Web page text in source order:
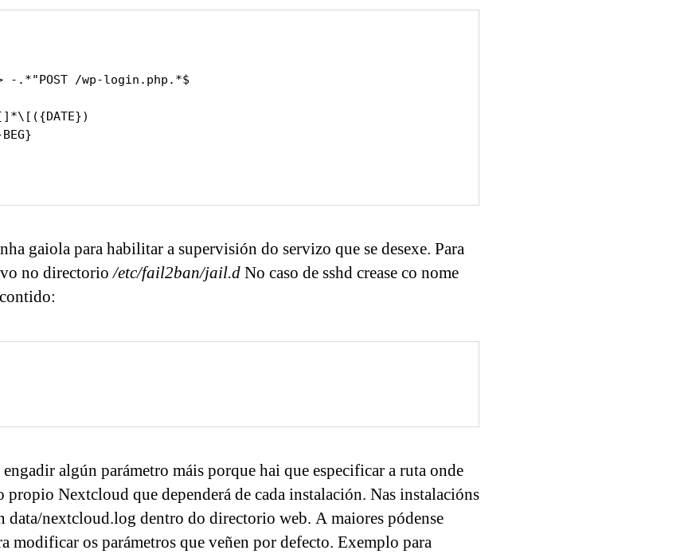
-.*"POST /wp-login.php.*$
gaiola para habilitar a supervisión do servizo que se desexe. Para
no directorio/etc/fail2ban/jail.dNo caso de sshd crease co nome
algún parámetro máis porque hai que especificar a ruta onde
propio Nextcloud que dependerá de cada instalación. Nas instalacións
data/nextcloud.log dentro do directorio web. A maiores pódense
modificar os parámetros que veñen por defecto. Exemplo para